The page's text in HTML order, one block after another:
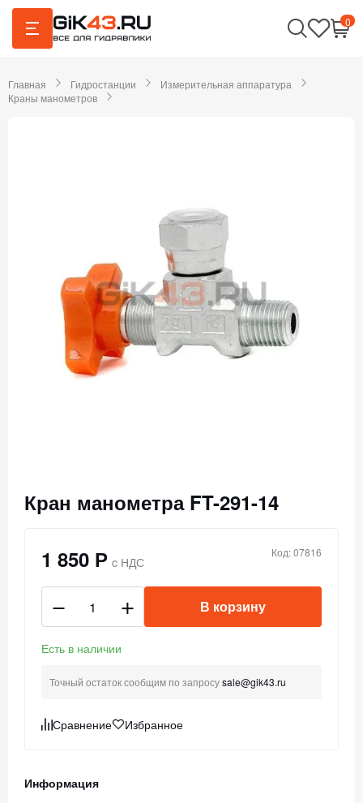
0
Главная Гидростанции
Измерительная аппаратура
Краны манометров
Кран манометра FT-291-14
1 850 Р c НДС
Код: 07816
В корзину
Есть в наличии
Точный остаток сообщим по запросуsale@gik43.ru
Сравнение Избранное
Информация